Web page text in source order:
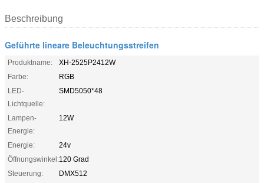
Beschreibung
Geführte lineare Beleuchtungsstreifen
Produktname:
XH-2525P2412W
Farbe:
RGB
LED-
Lichtquelle:
SMD5050*48
Lampen-
Energie:
12W
Energie:
24v
Öffnungswinkel:120 Grad
Steuerung:
DMX512